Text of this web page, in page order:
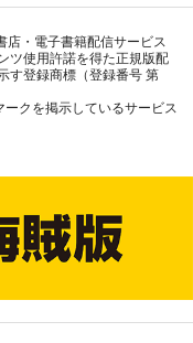
店・電子書籍配信サービス
ツ使用許諾を得た正規版配
す登録商標（登録番号 第
クを掲示しているサービス